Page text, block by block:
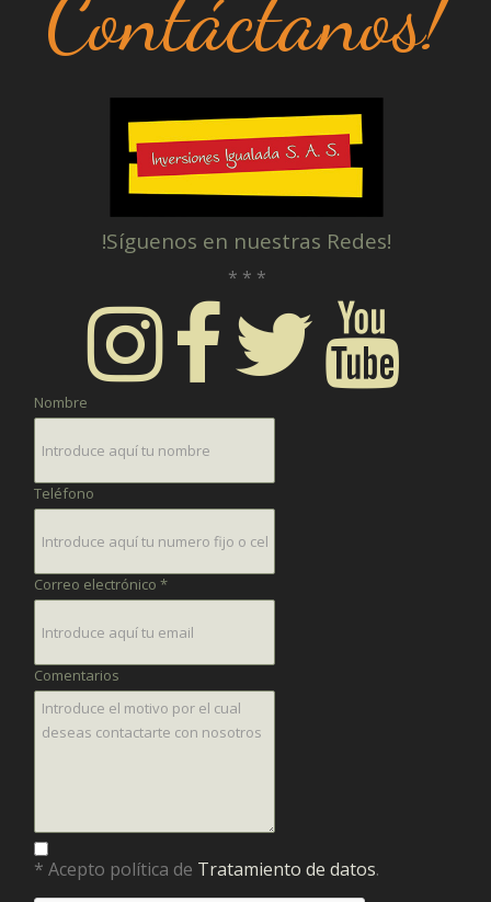
!Síguenos en nuestras Redes!
* * *
Nombre
Teléfono
Correo electrónico *
Comentarios
* Acepto política de Tratamiento de datos.